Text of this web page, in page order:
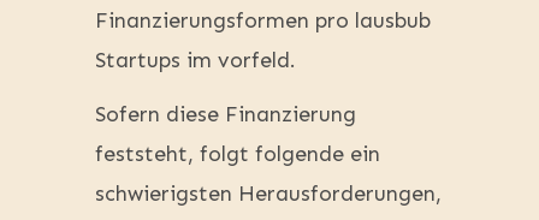
Finanzierungsformen pro lausbub
Startups im vorfeld.
Sofern diese Finanzierung
feststeht, folgt folgende ein
schwierigsten Herausforderungen,